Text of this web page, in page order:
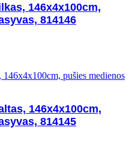
146x4x100cm,
814146
146x4x100cm,
814145